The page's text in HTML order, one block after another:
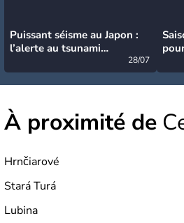
Puissant séisme au Japon :
l’alerte au tsunami
28/07
À proximité de
Hrnčiarové
Stará Turá
Lubina